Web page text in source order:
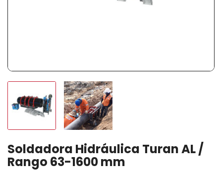
Soldadora Hidráulica Turan AL /
Rango 63-1600 mm